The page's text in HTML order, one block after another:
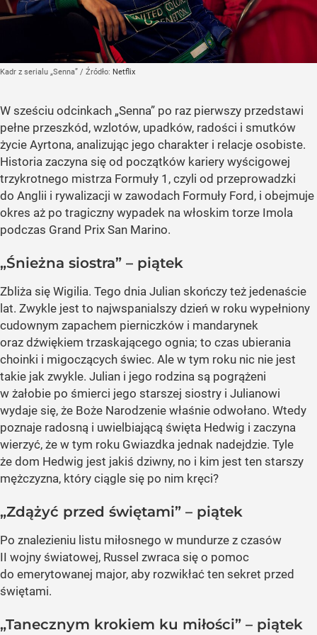
Kadr z serialu „Senna” / Źródło: Netflix
W sześciu odcinkach „Senna” po raz pierwszy przedstawi
pełne przeszkód, wzlotów, upadków, radości i smutków
życie Ayrtona, analizując jego charakter i relacje osobiste.
Historia zaczyna się od początków kariery wyścigowej
trzykrotnego mistrza Formuły 1, czyli od przeprowadzki
do Anglii i rywalizacji w zawodach Formuły Ford, i obejmuje
okres aż po tragiczny wypadek na włoskim torze Imola
podczas Grand Prix San Marino.
„Śnieżna siostra” – piątek
Zbliża się Wigilia. Tego dnia Julian skończy też jedenaście
lat. Zwykle jest to najwspanialszy dzień w roku wypełniony
cudownym zapachem pierniczków i mandarynek
oraz dźwiękiem trzaskającego ognia; to czas ubierania
choinki i migoczących świec. Ale w tym roku nic nie jest
takie jak zwykle. Julian i jego rodzina są pogrążeni
w żałobie po śmierci jego starszej siostry i Julianowi
wydaje się, że Boże Narodzenie właśnie odwołano. Wtedy
poznaje radosną i uwielbiającą święta Hedwig i zaczyna
wierzyć, że w tym roku Gwiazdka jednak nadejdzie. Tyle
że dom Hedwig jest jakiś dziwny, no i kim jest ten starszy
mężczyzna, który ciągle się po nim kręci?
„Zdążyć przed świętami” – piątek
Po znalezieniu listu miłosnego w mundurze z czasów
II wojny światowej, Russel zwraca się o pomoc
do emerytowanej major, aby rozwikłać ten sekret przed
świętami.
„Tanecznym krokiem ku miłości” – piątek